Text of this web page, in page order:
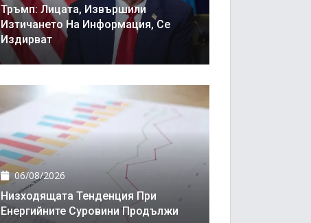
Тръмп: Лицата, Извършили
Изтичането На Информация, Се
Издирват
06/08/2026
Низходящата Тенденция При
Енергийните Суровини Продължи